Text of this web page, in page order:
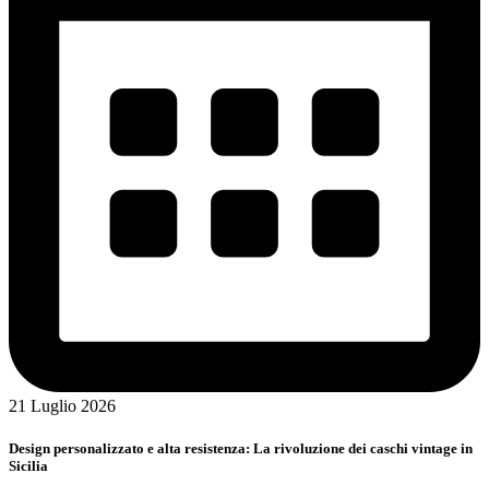
21 Luglio 2026
Design personalizzato e alta resistenza: La rivoluzione dei caschi vintage in
Sicilia